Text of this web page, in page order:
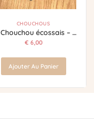
CHOUCHOUS
Chouchou écossais – Marine intemporel
€ 6,00
Ajouter Au Panier